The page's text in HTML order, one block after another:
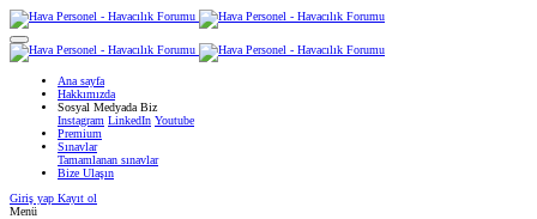
Ana sayfa
Hakkımızda
Sosyal Medyada Biz
Instagram LinkedIn Youtube
Premium
Sınavlar
Tamamlanan sınavlar
Bize Ulaşın
Giriş yap Kayıt ol
Menü